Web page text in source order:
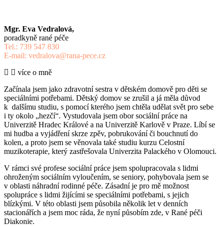
Mgr. Eva Vedralová,
poradkyně rané péče
Tel.: 739 547 830
E-mail: vedralova@rana-pece.cz
více o mně
Začínala jsem jako zdravotní sestra v dětském domově pro děti se
speciálními potřebami. Dětský domov se zrušil a já měla důvod
k dalšímu studiu, s pomocí kterého jsem chtěla udělat svět pro sebe
i ty okolo „hezčí“. Vystudovala jsem obor sociální práce na
Univerzitě Hradec Králové a na Univerzitě Karlově v Praze. Líbí se
mi hudba a vyjádření skrze zpěv, pobrukování či bouchnutí do
kolen, a proto jsem se věnovala také studiu kurzu Celostní
muzikoterapie, který zastřešovala Univerzita Palackého v Olomouci.
V rámci své profese sociální práce jsem spolupracovala s lidmi
ohroženým sociálním vyloučením, se seniory, pohybovala jsem se
v oblasti náhradní rodinné péče. Zásadní je pro mě možnost
spolupráce s lidmi žijícími se speciálními potřebami, s jejich
blízkými. V této oblasti jsem působila několik let v denních
stacionářích a jsem moc ráda, že nyní působím zde, v Rané péči
Diakonie.